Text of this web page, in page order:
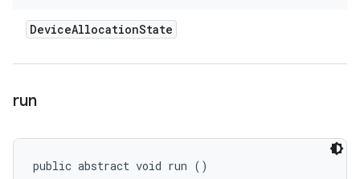
DeviceAllocationState
run
public abstract void run ()